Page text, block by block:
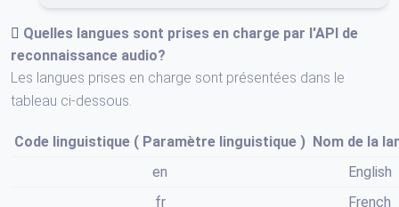
Quelles langues sont prises en charge par l'API de
reconnaissance audio?
Les langues prises en charge sont présentées dans le
tableau ci-dessous.
Code linguistique ( Paramètre linguistique ) Nom de la
en
English
fr
French